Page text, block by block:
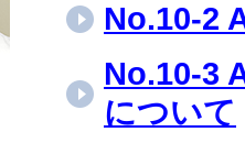
No.10-2
No.10-3
について